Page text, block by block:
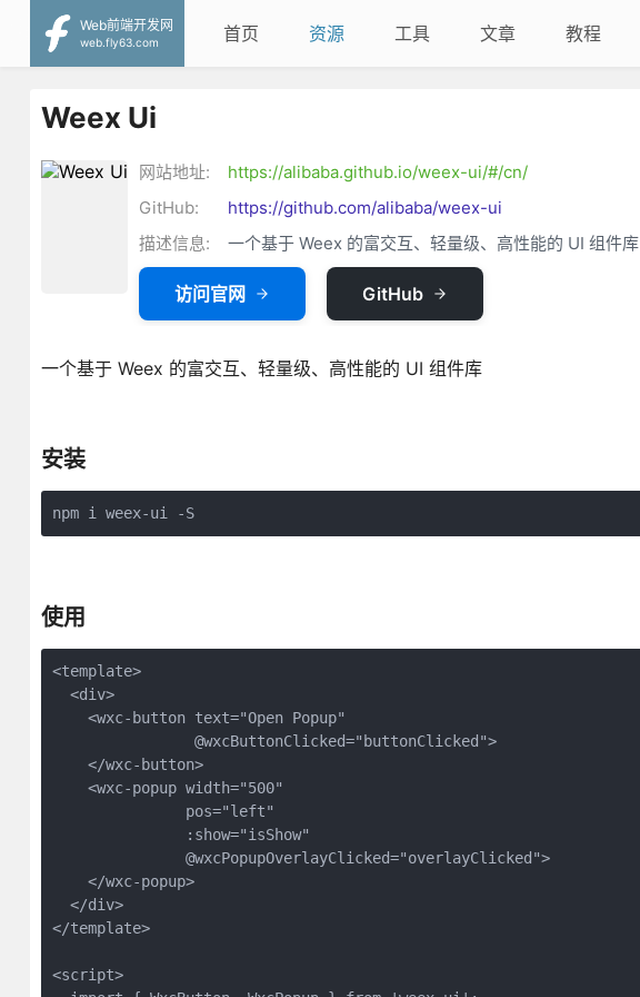
Web前端开发网
web.fly63.com
首页 资源 工具 文章 教程
Weex Ui
网站地址:
https://alibaba.github.io/weex-ui/#/cn/
GitHub:
https://github.com/alibaba/weex-ui
描述信息:
一个基于 Weex 的富交互、轻量级、高性能的 UI 组件库
访问官网 GitHub
一个基于 Weex 的富交互、轻量级、高性能的 UI 组件库
安装
npm i weex-ui -S
使用
<template>
  <div>
    <wxc-button text="Open Popup"
                @wxcButtonClicked="buttonClicked">
    </wxc-button>
    <wxc-popup width="500"
               pos="left"
               :show="isShow"
               @wxcPopupOverlayClicked="overlayClicked">
    </wxc-popup>
  </div>
</template>
<script>